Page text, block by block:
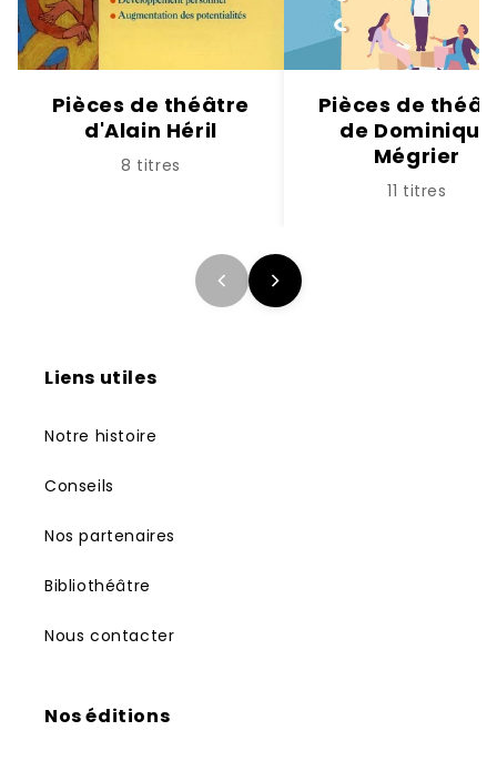
Pièces de théâtre
d'Alain Héril
8 titres
Pièces de
de Dominique
Mégrier
11 titres
Liens utiles
Notre histoire
Conseils
Nos partenaires
Bibliothéâtre
Nous contacter
Nos éditions